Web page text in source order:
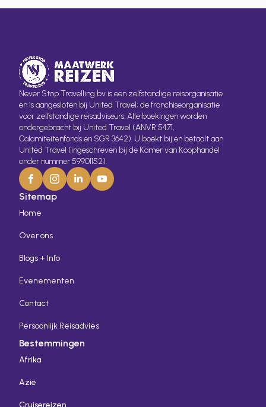
Never Stop Travelling bv is een zelfstandige reisorganisatie
en is aangesloten bij United Travel; de franchiseorganisatie
voor zelfstandige reisadviseurs. Alle boekingen worden
ondergebracht bij United Travel (ANVR 5471,
Calamiteitenfonds en SGR 3642). U boekt bij en betaalt aan
United Travel (ingeschreven bij de Kamer van Koophandel
onder nummer 59901152).
Sitemap
Home
Over ons
Blogs + Info
Evenementen
Contact
Persoonlijk Reisadvies
Bestemmingen
Afrika
Azië
Cruisereizen